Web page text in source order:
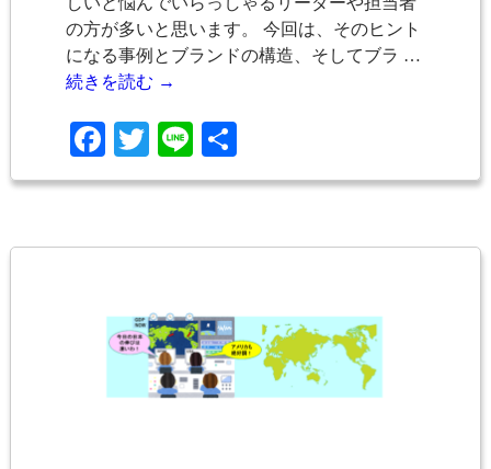
の方が多いと思います。 今回は、そのヒント
になる事例とブランドの構造、そしてブラ …
続きを読む →
Facebook
Twitter
Line
有